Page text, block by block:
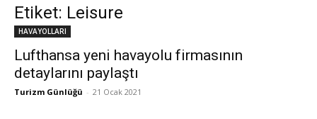
Etiket: Leisure
HAVAYOLLARI
Lufthansa yeni havayolu firmasının
detaylarını paylaştı
Turizm Günlüğü - 21 Ocak 2021